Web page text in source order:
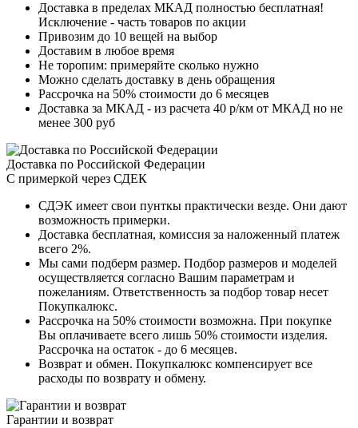
Доставка в пределах МКАД полностью бесплатная!
Исключение - часть товаров по акции
Привозим до 10 вещей на выбор
Доставим в любое время
Не торопим: примеряйте сколько нужно
Можно сделать доставку в день обращения
Рассрочка на 50% стоимости до 6 месяцев
Доставка за МКАД - из расчета 40 р/км от МКАД но не
менее 300 руб
Доставка по Российской Федерации
С примеркой через СДЕК
СДЭК имеет свои пунткы практически везде. Они дают
возможность примерки.
Доставка бесплатная, комиссия за наложенный платеж
всего 2%.
Мы сами подберм размер. Подбор размеров и моделей
осуществляется согласно Вашим параметрам и
пожеланиям. Ответственность за подбор товар несет
Покупкалюкс.
Рассрочка на 50% стоимости возможна. При покупке
Вы оплачиваете всего лишь 50% стоимости изделия.
Рассрочка на остаток - до 6 месяцев.
Возврат и обмен. Покупкалюкс компенсирует все
расходы по возврату и обмену.
Гарантии и возврат